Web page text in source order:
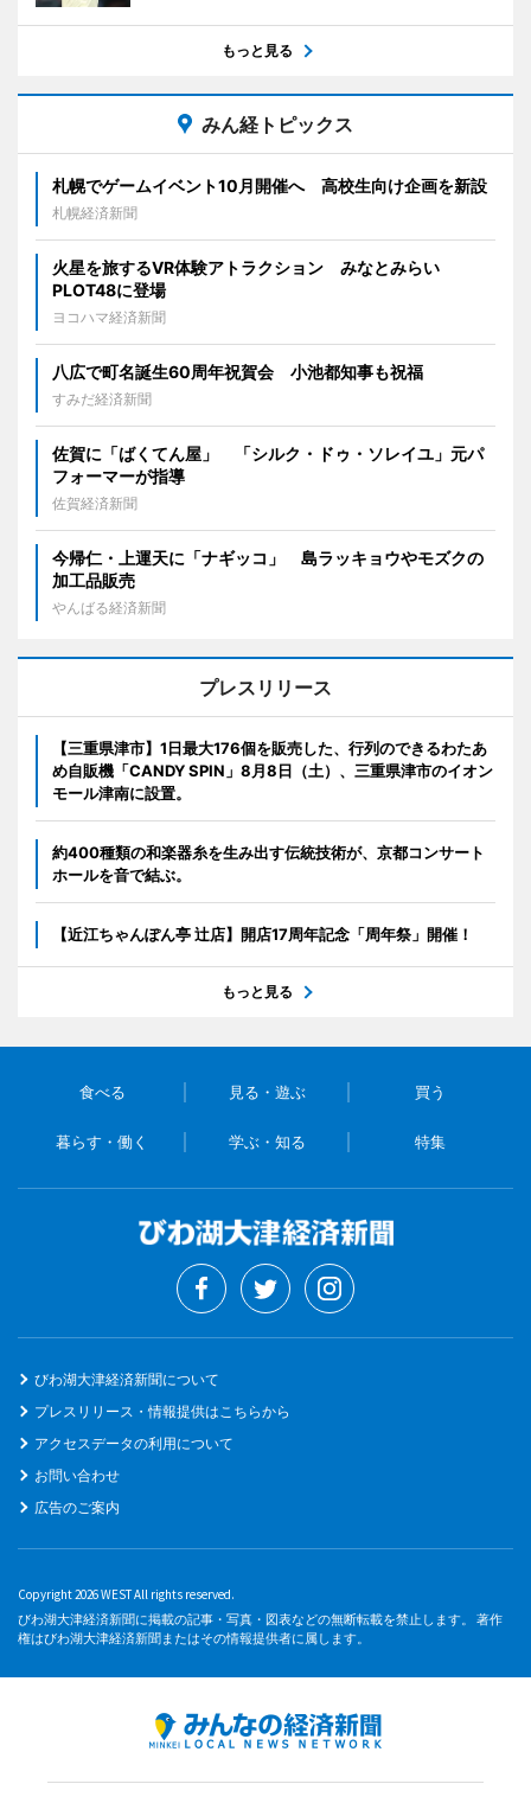
もっと見る
みん経トピックス
札幌でゲームイベント10月開催へ 高校生向け企画を新設
札幌経済新聞
火星を旅するVR体験アトラクション みなとみらい
PLOT48に登場
ヨコハマ経済新聞
八広で町名誕生60周年祝賀会 小池都知事も祝福
すみだ経済新聞
佐賀に「ばくてん屋」 「シルク・ドゥ・ソレイユ」元パ
フォーマーが指導
佐賀経済新聞
今帰仁・上運天に「ナギッコ」 島ラッキョウやモズクの
加工品販売
やんばる経済新聞
プレスリリース
【三重県津市】1日最大176個を販売した、行列のできるわたあ
め自販機「CANDY SPIN」8月8日（土）、三重県津市のイオン
モール津南に設置。
約400種類の和楽器糸を生み出す伝統技術が、京都コンサート
ホールを音で結ぶ。
【近江ちゃんぽん亭 辻店】開店17周年記念「周年祭」開催！
もっと見る
食べる 見る・遊ぶ 買う
暮らす・働く 学ぶ・知る 特集
びわ湖大津経済新聞について
プレスリリース・情報提供はこちらから
アクセスデータの利用について
お問い合わせ
広告のご案内
Copyright 2026 WEST All rights reserved.
びわ湖大津経済新聞に掲載の記事・写真・図表などの無断転載を禁止します。 著作
権はびわ湖大津経済新聞またはその情報提供者に属します。